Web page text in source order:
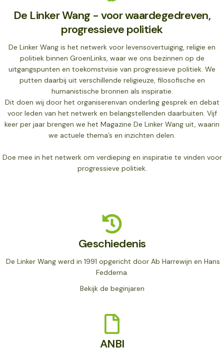
De Linker Wang - voor waardegedreven,
progressieve politiek
De Linker Wang is het netwerk voor levensovertuiging, religie en
politiek binnen GroenLinks, waar we ons bezinnen op de
uitgangspunten en toekomstvisie van progressieve politiek. We
putten daarbij uit verschillende religieuze, filosofische en
humanistische bronnen als inspiratie.
Dit doen wij door het organiserenvan onderling gesprek en debat
voor leden van het netwerk en belangstellenden daarbuiten. Vijf
keer per jaar brengen we het Magazine De Linker Wang uit, waarin
we actuele thema’s en inzichten delen.
Doe mee in het netwerk om verdieping en inspiratie te vinden voor
progressieve politiek.
Geschiedenis
De Linker Wang werd in 1991 opgericht door Ab Harrewijn en Hans
Feddema.
Bekijk de beginjaren
ANBI